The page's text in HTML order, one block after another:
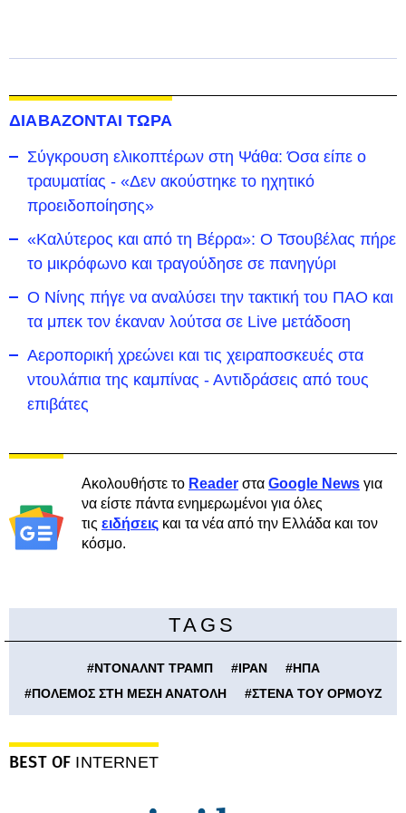
ΔΙΑΒΑΖΟΝΤΑΙ ΤΩΡΑ
Σύγκρουση ελικοπτέρων στη Ψάθα: Όσα είπε ο
τραυματίας - «Δεν ακούστηκε το ηχητικό
προειδοποίησης»
«Καλύτερος και από τη Βέρρα»: Ο Τσουβέλας πήρε
το μικρόφωνο και τραγούδησε σε πανηγύρι
Ο Νίνης πήγε να αναλύσει την τακτική του ΠΑΟ και
τα μπεκ τον έκαναν λούτσα σε Live μετάδοση
Αεροπορική χρεώνει και τις χειραποσκευές στα
ντουλάπια της καμπίνας - Αντιδράσεις από τους
επιβάτες
Ακολουθήστε το Reader στα Google News για
να είστε πάντα ενημερωμένοι για όλες
τις ειδήσεις και τα νέα από την Ελλάδα και τον
κόσμο.
TAGS
#ΝΤΟΝΑΛΝΤ ΤΡΑΜΠ #ΙΡΑΝ #ΗΠΑ
#ΠΟΛΕΜΟΣ ΣΤΗ ΜΕΣΗ ΑΝΑΤΟΛΗ #ΣΤΕΝΑ ΤΟΥ ΟΡΜΟΥΖ
BEST OF INTERNET